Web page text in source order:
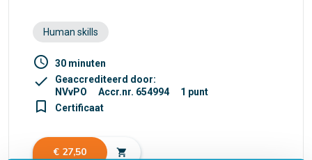
Human skills
access_time 30 minuten
check
Geaccrediteerd door:
NVvPO
Accr.nr. 654994 1 punt
turned_in_not Certificaat
€ 27,50 shopping_cart